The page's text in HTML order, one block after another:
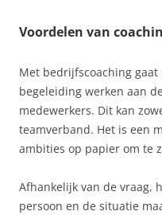
Voordelen van
Met bedrijfscoaching
begeleiding werken aan
medewerkers. Dit kan
teamverband. Het is een
ambities op papier om te
Afhankelijk van de vraag,
persoon en de situatie